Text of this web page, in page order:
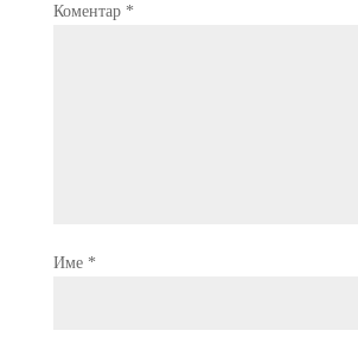
Коментар *
Име *